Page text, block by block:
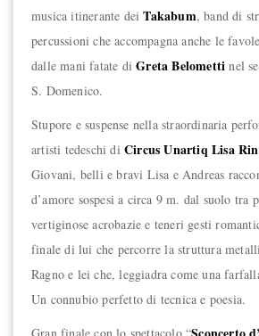
musica itinerante deiTakabum, band di
percussioni che accompagna anche le
dalle mani fatate diGreta Belomettinel
S. Domenico.
Stupore e suspense nella straordinaria
artisti tedeschi di Circus Unartiq Lisa
Giovani, belli e bravi Lisa e Andreas
d’amore sospesi a circa 9 m. dal suolo tra
vertiginose acrobazie e teneri gesti
finale di lui che percorre la struttura
Ragno e lei che, leggiadra come una
Un connubio perfetto di tecnica e poesia.